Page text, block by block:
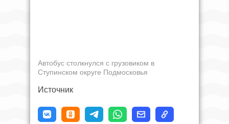
Автобус столкнулся с грузовиком в
Ступинском округе Подмосковья
Источник